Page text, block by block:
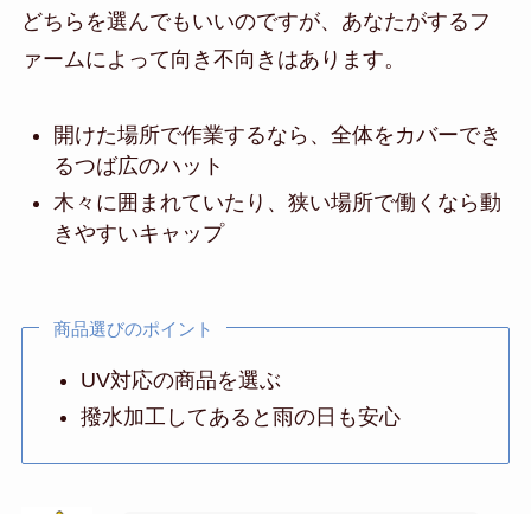
どちらを選んでもいいのですが、あなたがするフ
ァームによって向き不向きはあります。
開けた場所で作業するなら、全体をカバーでき
るつば広のハット
木々に囲まれていたり、狭い場所で働くなら動
きやすいキャップ
商品選びのポイント
UV対応の商品を選ぶ
撥水加工してあると雨の日も安心